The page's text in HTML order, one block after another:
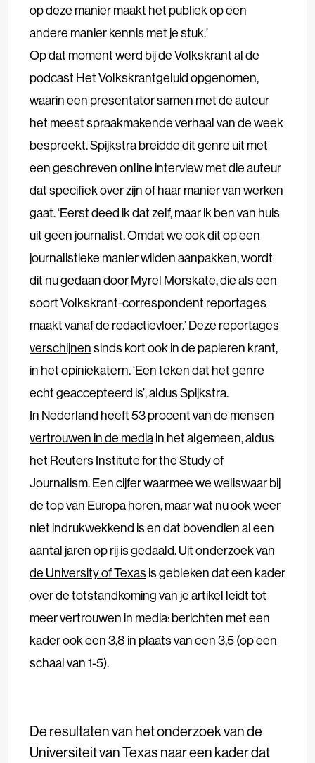
op deze manier maakt het publiek op een
andere manier kennis met je stuk.’
Op dat moment werd bij de Volkskrant al de
podcast Het Volkskrantgeluid opgenomen,
waarin een presentator samen met de auteur
het meest spraakmakende verhaal van de week
bespreekt. Spijkstra breidde dit genre uit met
een geschreven online interview met die auteur
dat specifiek over zijn of haar manier van werken
gaat. ‘Eerst deed ik dat zelf, maar ik ben van huis
uit geen journalist. Omdat we ook dit op een
journalistieke manier wilden aanpakken, wordt
dit nu gedaan door Myrel Morskate, die als een
soort Volkskrant-correspondent reportages
maakt vanaf de redactievloer.’Deze reportages
verschijnensinds kort ook in de papieren krant,
in het opiniekatern. ‘Een teken dat het genre
echt geaccepteerd is’, aldus Spijkstra.
In Nederland heeft53 procent van de mensen
vertrouwen in de mediain het algemeen, aldus
het Reuters Institute for the Study of
Journalism. Een cijfer waarmee we weliswaar bij
de top van Europa horen, maar wat nu ook weer
niet indrukwekkend is en dat bovendien al een
aantal jaren op rij is gedaald. Uitonderzoek van
de University of Texasis gebleken dat een kader
over de totstandkoming van je artikel leidt tot
meer vertrouwen in media: berichten met een
kader ook een 3,8 in plaats van een 3,5 (op een
schaal van 1-5).
De resultaten van het onderzoek van de
Universiteit van Texas naar een kader dat